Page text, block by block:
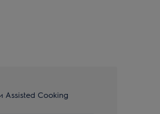
Assisted Cooking